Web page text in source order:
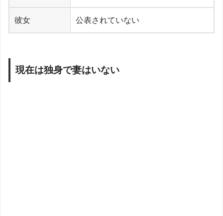
彼女 公表されていない
現在は独身で妻はいない